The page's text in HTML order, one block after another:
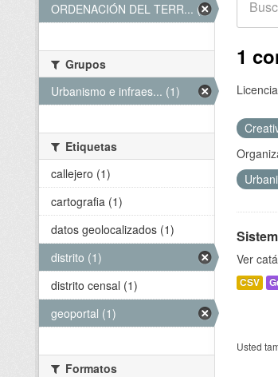
1
Ver
CSV
Usted
ORDENACIÓN DEL TERR... (1)
Grupos
Urbanismo e infraes... (1)
Etiquetas
callejero (1)
cartografia (1)
datos geolocalizados (1)
distrito (1)
distrito censal (1)
geoportal (1)
Formatos